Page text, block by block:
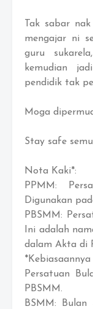
Tak sabar
mengajar ni
guru
kemudian
pendidik tak
Moga
Stay safe
Nota Kaki*:
PPMM:
Digunakan
PBSMM:
Ini adalah
dalam Akta di
Persatuan
PBSMM.
BSMM: